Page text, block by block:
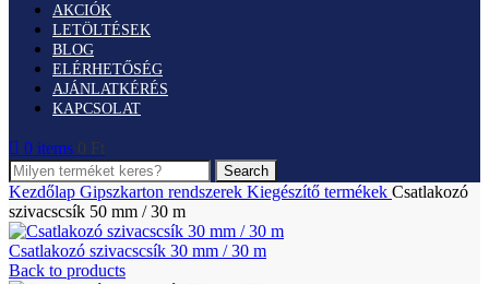
AKCIÓK
LETÖLTÉSEK
BLOG
ELÉRHETŐSÉG
AJÁNLATKÉRÉS
KAPCSOLAT
0 items 0 Ft
Search
Kezdőlap Gipszkarton rendszerek Kiegészítő termékek Csatlakozó
szivacscsík 50 mm / 30 m
Csatlakozó szivacscsík 30 mm / 30 m
Back to products